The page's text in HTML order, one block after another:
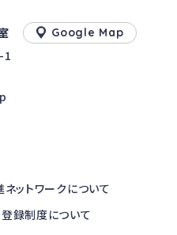
Google Map
1
ネットワークについて
登録制度について